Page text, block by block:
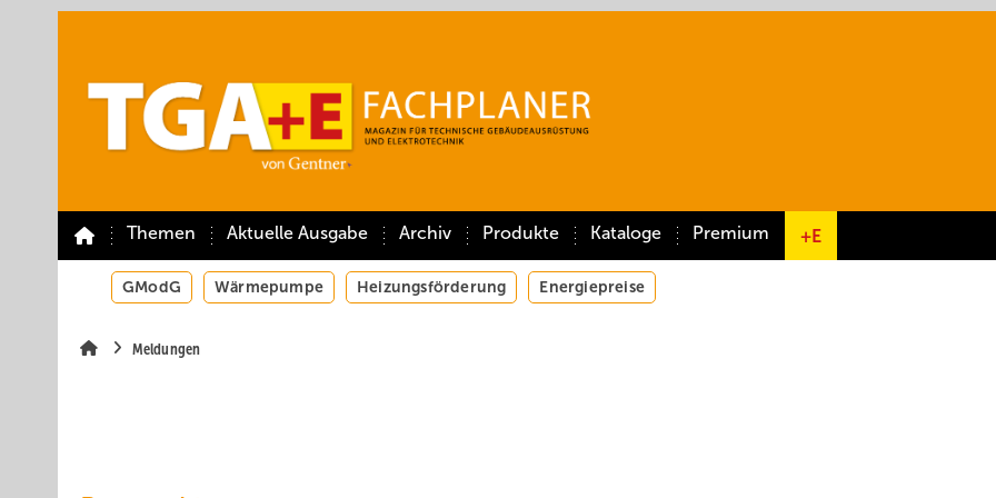
Themen Aktuelle Ausgabe Archiv Produkte Kataloge Premium +E
GModG Wärmepumpe Heizungsförderung Energiepreise
Meldungen